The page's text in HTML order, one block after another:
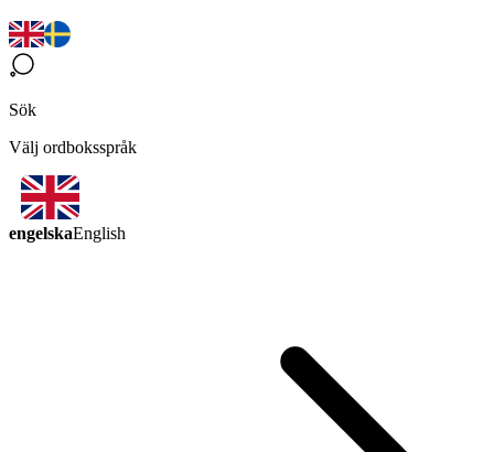
Sök
Välj ordboksspråk
engelskaEnglish